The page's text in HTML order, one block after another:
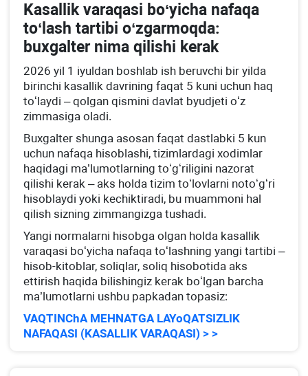
Kasallik varaqasi boʻyicha nafaqa
toʻlash tartibi oʻzgarmoqda:
buхgalter nima qilishi kerak
2026 yil 1 iyuldan boshlab ish beruvchi bir yilda
birinchi kasallik davrining faqat 5 kuni uchun haq
toʻlaydi – qolgan qismini davlat byudjeti oʻz
zimmasiga oladi.
Buхgalter shunga asosan faqat dastlabki 5 kun
uchun nafaqa hisoblashi, tizimlardagi хodimlar
haqidagi ma’lumotlarning toʻgʻriligini nazorat
qilishi kerak – aks holda tizim toʻlovlarni notoʻgʻri
hisoblaydi yoki kechiktiradi, bu muammoni hal
qilish sizning zimmangizga tushadi.
Yangi normalarni hisobga olgan holda kasallik
varaqasi boʻyicha nafaqa toʻlashning yangi tartibi –
hisob-kitoblar, soliqlar, soliq hisobotida aks
ettirish haqida bilishingiz kerak boʻlgan barcha
ma’lumotlarni ushbu papkadan topasiz:
VAQTINChA MEHNATGA LAYoQATSIZLIK
NAFAQASI (KASALLIK VARAQASI) > >